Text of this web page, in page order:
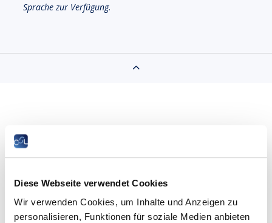
Diese Webseite verwendet Cookies
Wir verwenden Cookies, um Inhalte und Anzeigen zu
personalisieren, Funktionen für soziale Medien anbieten
Sprache zur Verfügung.
Alle Gesetzesvorschläge der CSL